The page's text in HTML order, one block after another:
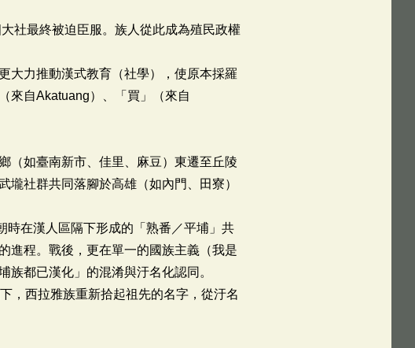
社最終被迫臣服。族人從此成為殖民政權
大力推動漢式教育（社學），使原本採羅
來自Akatuang）、「買」（來自
（如臺南新市、佳里、麻豆）東遷至丘陵
社群共同落腳於高雄（如內門、田寮）
時在漢人區隔下形成的「熟番／平埔」共
進程。戰後，更在單一的國族主義（我是
都已漢化」的混淆與汙名化認同。
，西拉雅族重新拾起祖先的名字，從汙名